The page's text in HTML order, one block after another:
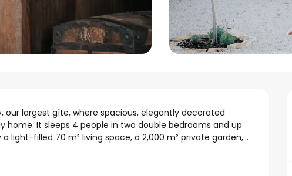
our largest gîte, where spacious, elegantly decorated
It sleeps 4 people in two double bedrooms and up
light-filled 70 m² living space, a 2,000 m² private garden,...